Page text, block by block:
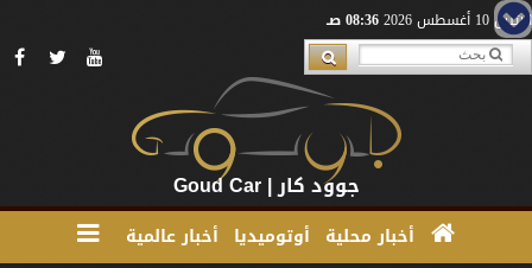
الإثنين 10 أغسطس 2026 08:36 صـ
جوود كار | Goud Car
أخبار محلية أوتوميديا أخبار عالمية